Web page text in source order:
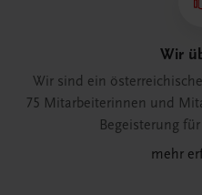
Wir
Wir sind ein
75 Mitarbeiterinnen und
Begeisterung
mehr